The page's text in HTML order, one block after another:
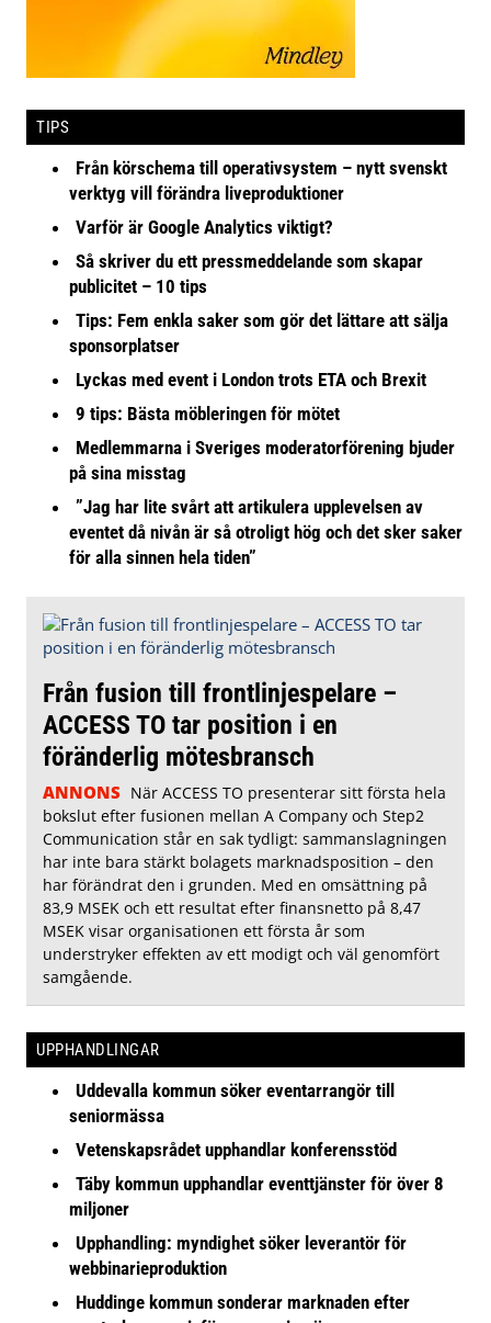
TIPS
Från körschema till operativsystem – nytt svenskt
verktyg vill förändra liveproduktioner
Varför är Google Analytics viktigt?
Så skriver du ett pressmeddelande som skapar
publicitet – 10 tips
Tips: Fem enkla saker som gör det lättare att sälja
sponsorplatser
Lyckas med event i London trots ETA och Brexit
9 tips: Bästa möbleringen för mötet
Medlemmarna i Sveriges moderatorförening bjuder
på sina misstag
”Jag har lite svårt att artikulera upplevelsen av
eventet då nivån är så otroligt hög och det sker saker
för alla sinnen hela tiden”
Från fusion till frontlinjespelare –
ACCESS TO tar position i en
föränderlig mötesbransch
ANNONS När ACCESS TO presenterar sitt första hela
bokslut efter fusionen mellan A Company och Step2
Communication står en sak tydligt: sammanslagningen
har inte bara stärkt bolagets marknadsposition – den
har förändrat den i grunden. Med en omsättning på
83,9 MSEK och ett resultat efter finansnetto på 8,47
MSEK visar organisationen ett första år som
understryker effekten av ett modigt och väl genomfört
samgående.
UPPHANDLINGAR
Uddevalla kommun söker eventarrangör till
seniormässa
Vetenskapsrådet upphandlar konferensstöd
Täby kommun upphandlar eventtjänster för över 8
miljoner
Upphandling: myndighet söker leverantör för
webbinarieproduktion
Huddinge kommun sonderar marknaden efter